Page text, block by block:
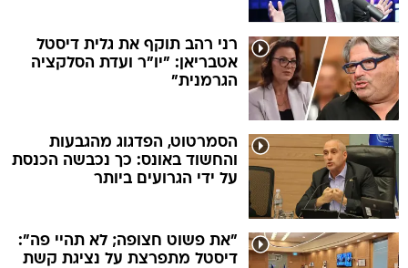
רני רהב תוקף את גלית דיסטל
אטבריאן: "יו"ר ועדת הסלקציה
הגרמנית"
הסמרטוט, הפדגוג מהגבעות
והחשוד באונס: כך נכבשה הכנסת
על ידי הגרועים ביותר
"את פשוט חצופה; לא תהיי פה":
דיסטל מתפרצת על נציגת קשת